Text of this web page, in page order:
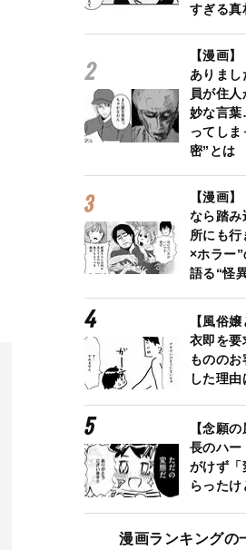
すぎる真
【漫画
ありまし
員が住
妙な言
ってし
密”とは
【漫画
なら踏み
所にも行
×ホラー
語る“怪
【風俗
衣即を要
ものの
した理
【念願
長のハー
がけず「
らった
漫画ランキングの